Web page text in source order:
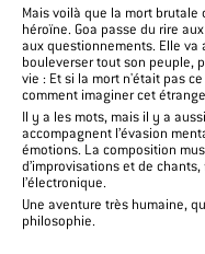
Mais voilà que la mort brutale
héroïne. Goa passe du rire
aux questionnements. Elle va
bouleverser tout son peuple,
vie : Et si la mort n'était pas
comment imaginer cet
Il y a les mots, mais il y a
accompagnent l’évasion
émotions. La composition
d’improvisations et de
l’électronique.
Une aventure très humaine,
philosophie.